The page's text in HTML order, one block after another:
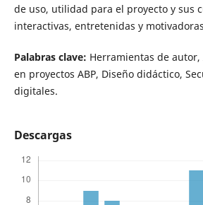
de uso, utilidad para el proyecto y sus
interactivas, entretenidas y
Palabras clave: Herramientas de
en proyectos ABP, Diseño didáctico,
digitales.
Descargas